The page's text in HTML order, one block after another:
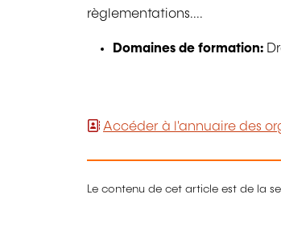
règlementations....
Domaines de formation:
Accéder à l'annuaire des
Le contenu de cet article est de la